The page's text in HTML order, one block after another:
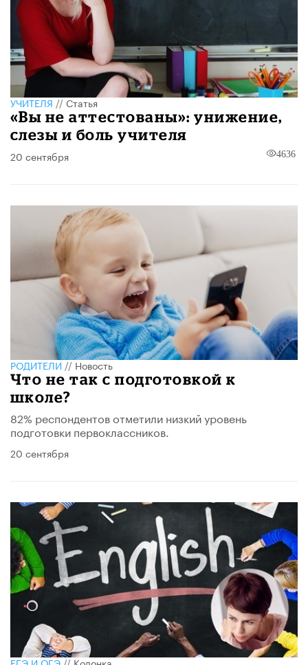
УЧИТЕЛЯ//Статья
«Вы не аттестованы»: унижение,
слезы и боль учителя
20 сентября 4636
РОДИТЕЛИ//Новость
Что не так с подготовкой к
школе?
82% респондентов отметили низкий уровень
подготовки первоклассников.
20 сентября